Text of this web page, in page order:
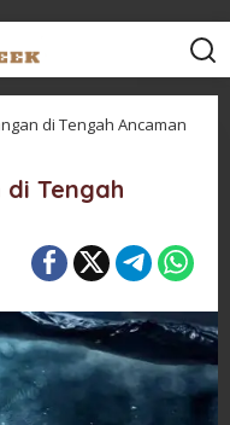
di Tengah Ancaman
Tengah